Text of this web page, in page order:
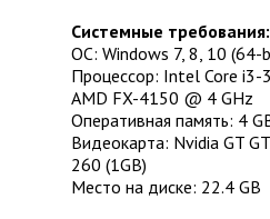
Системные требования:
ОС: Windows 7, 8, 10 (64-
Процессор: Intel Core i3-
AMD FX-4150 @ 4 GHz
Оперативная память: 4
Видеокарта: Nvidia GT
260 (1GB)
Место на диске: 22.4 GB